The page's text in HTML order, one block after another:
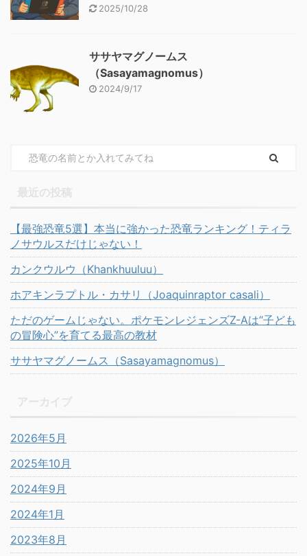
2025/10/28
ササヤマグノームス
（Sasayamagnomus）
2024/9/17
【最強恐竜5選】本当に強かった恐竜ランキング！ティラ
ノサウルスだけじゃない！
カンクウルウ（Khankhuuluu）
ホアキンラプトル・カサリ（Joaquinraptor casali）
ただのゲームじゃない。ポケモンレジェンズZ-Aは“子ども
の冒険心”を育てる最高の教材
ササヤマグノームス（Sasayamagnomus）
2026年5月
2025年10月
2024年9月
2024年1月
2023年8月